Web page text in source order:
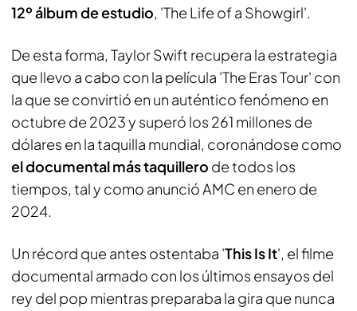
12º álbum de estudio, 'The Life of a Showgirl'.
De esta forma, Taylor Swift recupera la estrategia
que llevo a cabo con la película 'The Eras Tour' con
la que se convirtió en un auténtico fenómeno en
octubre de 2023 y superó los 261 millones de
dólares en la taquilla mundial, coronándose como
el documental más taquillero de todos los
tiempos, tal y como anunció AMC en enero de
2024.
Un récord que antes ostentaba 'This Is It', el filme
documental armado con los últimos ensayos del
rey del pop mientras preparaba la gira que nunca